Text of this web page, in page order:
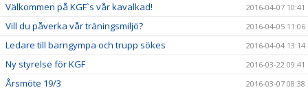
Välkommen på KGF`s vår kavalkad! 2016-04-07 10:41
Vill du påverka vår träningsmiljö? 2016-04-05 11:06
Ledare till barngympa och trupp sökes 2016-04-04 13:14
Ny styrelse för KGF 2016-03-22 09:41
Årsmöte 19/3 2016-03-07 08:38